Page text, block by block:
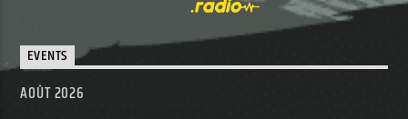
EVENTS
AOÛT 2026